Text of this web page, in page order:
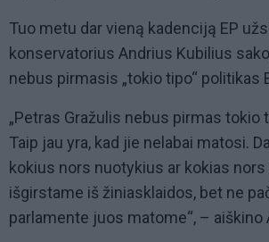
Tuo metu dar vieną kadenciją EP
konservatorius Andrius Kubilius
nebus pirmasis „tokio tipo“ politikas
„Petras Gražulis nebus pirmas tokio
Taip jau yra, kad jie nelabai matosi.
kokius nors nuotykius ar kokias
išgirstame iš žiniasklaidos, bet ne
parlamente juos matome“, – aiškino